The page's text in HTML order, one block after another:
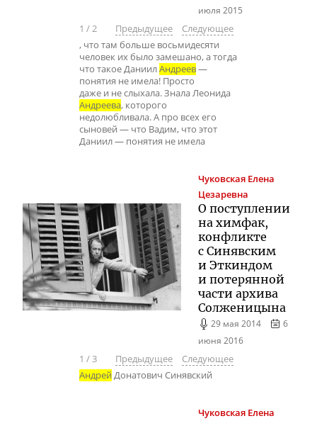
июля 2015
1 /2 Предыдущее
Следующее
, что там больше восьмидесяти
человек их было замешано, а тогда
что такое ДаниилАндреев—
понятия не имела! Просто
даже и не слыхала. Знала Леонида
Андреева, которого
недолюбливала. А про всех его
сыновей — что Вадим, что этот
Даниил — понятия не имела
Чуковская Елена
Цезаревна
О поступлении
на химфак,
конфликте
с Синявским
и Эткиндом
и потерянной
части архива
Солженицына
29 мая 2014
6
июня 2016
1 /3 Предыдущее
Следующее
Андрей Донатович Синявский
Чуковская Елена